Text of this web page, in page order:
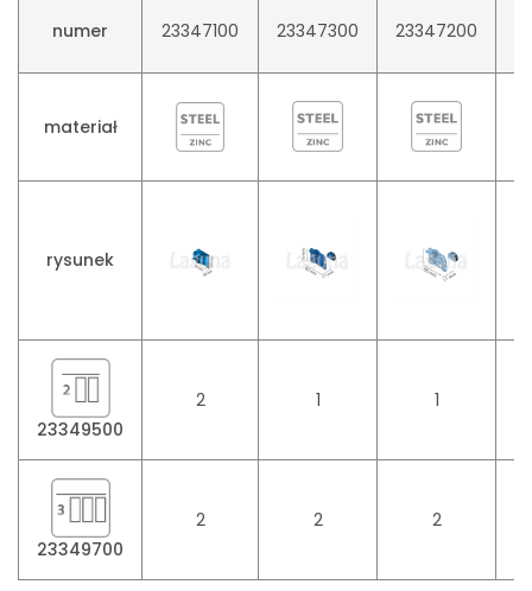
numer 23347100 23347300 23347200
materiał
rysunek
23349500
2 1 1
23349700
2 2 2